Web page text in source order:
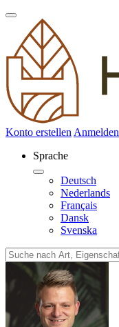
Konto erstellen Anmelden
Sprache
Deutsch
Nederlands
Français
Dansk
Svenska